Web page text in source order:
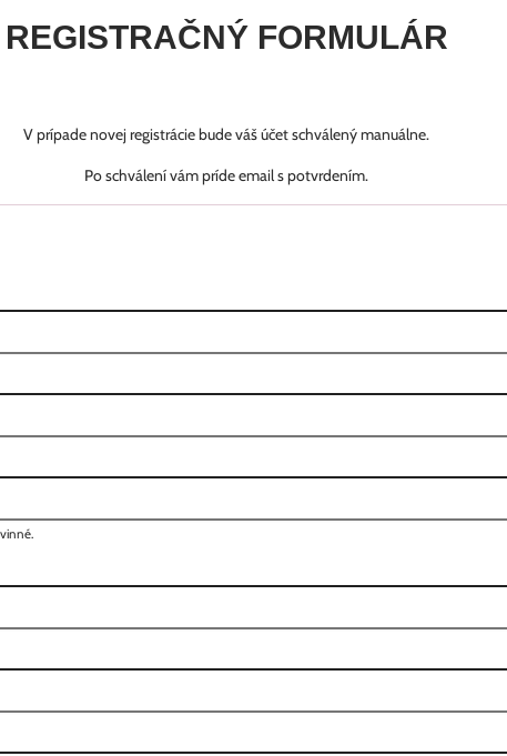
REGISTRAČNÝ FORMULÁR
V prípade novej registrácie bude váš účet schválený manuálne.
Po schválení vám príde email s potvrdením.